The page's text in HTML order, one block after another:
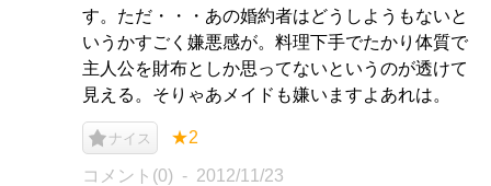
す。ただ・・・あの婚約者はどうしようもないと
いうかすごく嫌悪感が。料理下手でたかり体質で
主人公を財布としか思ってないというのが透けて
見える。そりゃあメイドも嫌いますよあれは。
ナイス ★2
コメント(0) 2012/11/23